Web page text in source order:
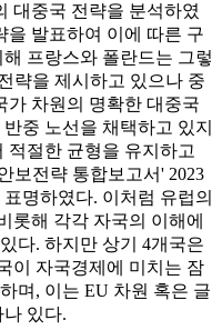
대중국 전략을 분석하였
을 발표하여 이에 따른 구
프랑스와 폴란드는 그렇
략을 제시하고 있으나 중
가 차원의 명확한 대중국
중 노선을 채택하고 있지
적절한 균형을 유지하고
보전략 통합보고서' 2023
명하였다. 이처럼 유럽의
롯해 각각 자국의 이해에
다. 하지만 상기 4개국은
이 자국경제에 미치는 잠
며, 이는 EU 차원 혹은 글
있다.